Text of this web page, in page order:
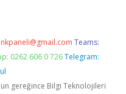
Teams:
0262 606 0 726 Telegram:
gereğince Bilgi Teknolojileri